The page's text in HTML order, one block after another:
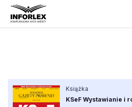
Książka
KSeF Wystawianie i